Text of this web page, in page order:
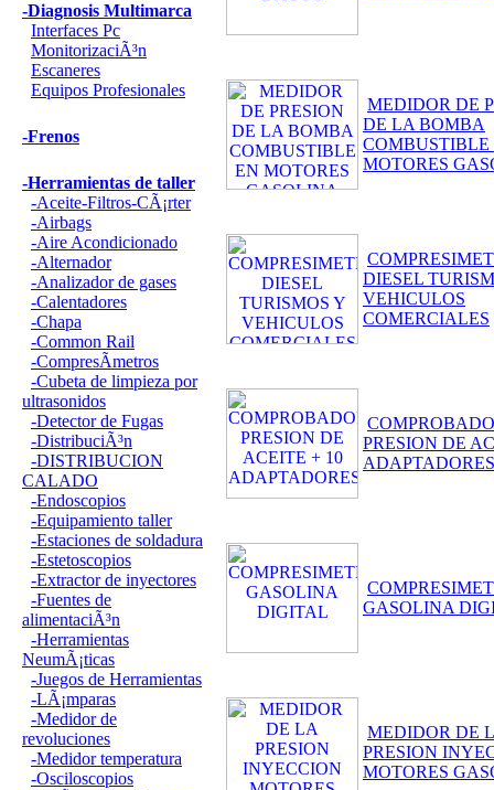
-Diagnosis Multimarca
Interfaces Pc
MonitorizaciÃ³n
Escaneres
Equipos Profesionales
-Frenos
-Herramientas de taller
-Aceite-Filtros-CÃ¡rter
-Airbags
-Aire Acondicionado
-Alternador
-Analizador de gases
-Calentadores
-Chapa
-Common Rail
-CompresÃ­metros
-Cubeta de limpieza por
ultrasonidos
-Detector de Fugas
-DistribuciÃ³n
-DISTRIBUCION
CALADO
-Endoscopios
-Equipamiento taller
-Estaciones de soldadura
-Estetoscopios
-Extractor de inyectores
-Fuentes de
alimentaciÃ³n
-Herramientas
NeumÃ¡ticas
-Juegos de Herramientas
-LÃ¡mparas
-Medidor de
revoluciones
-Medidor temperatura
-Osciloscopios
MEDIDOR DE
DE LA BOMBA
COMBUSTIBLE
MOTORES
DIESEL
VEHICULOS
COMERCIALES
PRESION DE
ADAPTADORES
GASOLINA
MEDIDOR DE
PRESION
MOTORES